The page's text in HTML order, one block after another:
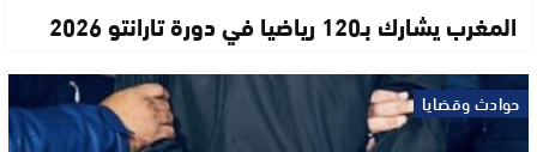
المغرب يشارك بـ120 رياضيا في دورة تارانتو 2026
حوادث وقضايا